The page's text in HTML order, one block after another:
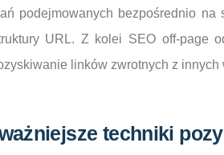
podejmowanych bezpośrednio
URL. Z kolei SEO off-page
linków zwrotnych z innych
techniki